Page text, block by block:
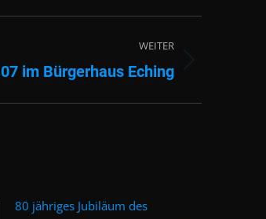
WEITER
im Bürgerhaus Eching
80 jähriges Jubiläum des